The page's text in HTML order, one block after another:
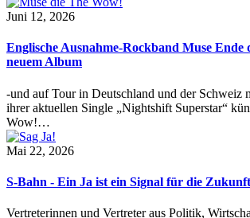
Juni 12, 2026
Englische Ausnahme-Rockband Muse Ende
neuem Album
-und auf Tour in Deutschland und der Schweiz
ihrer aktuellen Single „Nightshift Superstar“
Wow!…
Mai 22, 2026
S-Bahn - Ein Ja ist ein Signal für die
Vertreterinnen und Vertreter aus Politik,